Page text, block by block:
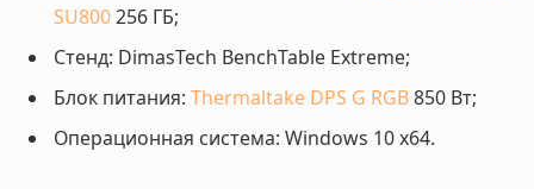
SU800256 ГБ;
Стенд: DimasTech BenchTable Extreme;
Блок питания: Thermaltake DPS G RGB850 Вт;
Операционная система: Windows 10 x64.